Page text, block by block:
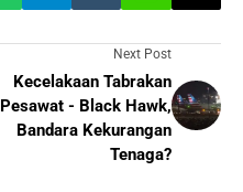
Next Post
Kecelakaan Tabrakan
Pesawat - Black Hawk,
Bandara Kekurangan
Tenaga?